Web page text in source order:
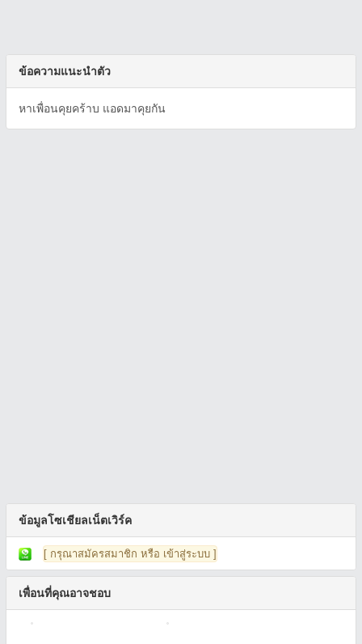
ข้อความแนะนำตัว
หาเพื่อนคุยคร้าบ แอดมาคุยกัน
ข้อมูลโซเชียลเน็ตเวิร์ค
[ กรุณาสมัครสมาชิก หรือ เข้าสู่ระบบ ]
เพื่อนที่คุณอาจชอบ